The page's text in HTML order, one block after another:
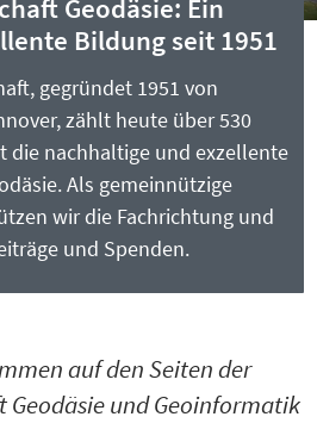
Geodäsie: Ein
Bildung seit 1951
gegründet 1951 von
zählt heute über 530
die nachhaltige und exzellente
Als gemeinnützige
wir die Fachrichtung und
und Spenden.
auf den Seiten der
Geodäsie und Geoinformatik